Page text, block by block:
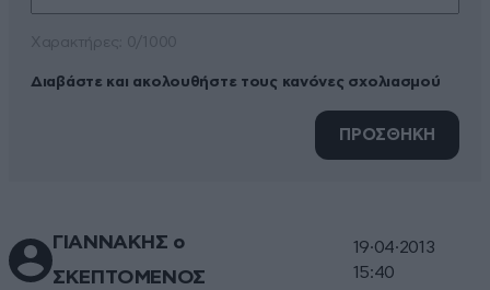
Διαβάστε και ακολουθήστε τους κανόνες σχολιασμού
ΠΡΟΣΘΗΚΗ
ΓΙΑΝΝΑΚΗΣ ο
ΣΚΕΠΤΟΜΕΝΟΣ
19·04·2013
15:40